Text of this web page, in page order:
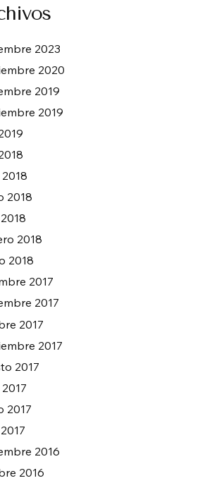
2023
2020
2019
2019
2018
2018
2018
2017
2017
2017
2017
2017
2017
2016
2016